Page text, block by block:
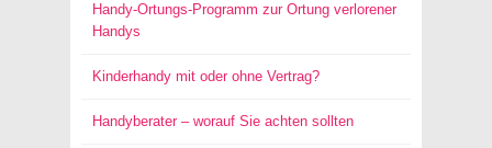
Handy-Ortungs-Programm zur Ortung verlorener
Handys
Kinderhandy mit oder ohne Vertrag?
Handyberater – worauf Sie achten sollten